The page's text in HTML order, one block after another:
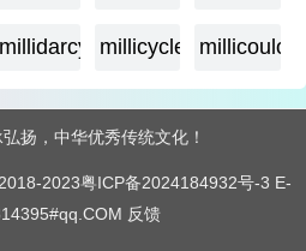
millidarcy millicycle
扬，中华优秀传统文化！
2023粤ICP备2024184932号-3 E-
反馈